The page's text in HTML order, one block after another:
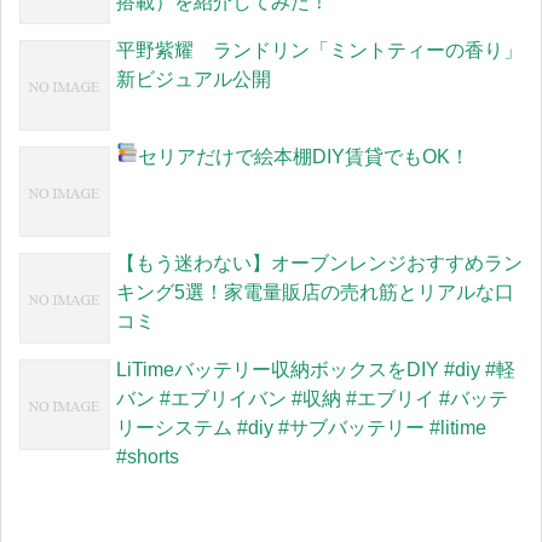
平野紫耀 ランドリン「ミントティーの香り」
新ビジュアル公開
セリアだけで絵本棚DIY賃貸でもOK！
【もう迷わない】オーブンレンジおすすめラン
キング5選！家電量販店の売れ筋とリアルな口
コミ
LiTimeバッテリー収納ボックスをDIY #diy #軽
バン #エブリイバン #収納 #エブリイ #バッテ
リーシステム #diy #サブバッテリー #litime
#shorts